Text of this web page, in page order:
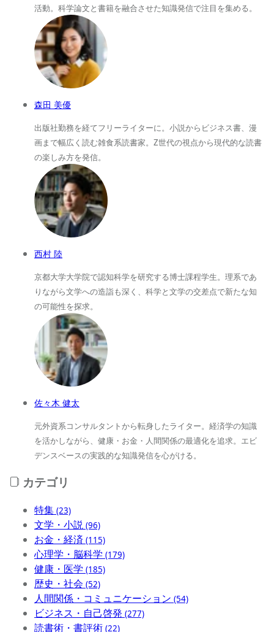
活動。科学論文と書籍を融合させた知識発信で注目を集める。
森田 美優
出版社勤務を経てフリーライターに。小説からビジネス書、漫
画まで幅広く読む雑食系読書家。Z世代の視点から現代的な読書
の楽しみ方を発信。
西村 陸
京都大学大学院で認知科学を研究する博士課程学生。理系であ
りながら文学への造詣も深く、科学と文学の交差点で新たな知
の可能性を探求。
佐々木 健太
元外資系コンサルタントから転身したライター。経済学の知識
を活かしながら、健康・お金・人間関係の最適化を追求。エビ
デンスベースの実践的な知識発信を心がける。
カテゴリ
特集 (23)
文学・小説 (96)
お金・経済 (115)
心理学・脳科学 (179)
健康・医学 (185)
歴史・社会 (52)
人間関係・コミュニケーション (54)
ビジネス・自己啓発 (277)
読書術・書評術 (22)